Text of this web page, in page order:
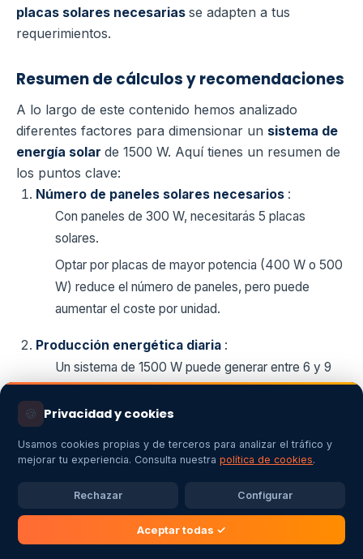
placas solares necesarias se adapten a tus
requerimientos.
Resumen de cálculos y recomendaciones
A lo largo de este contenido hemos analizado
diferentes factores para dimensionar un sistema de
energía solar de 1500 W. Aquí tienes un resumen de
los puntos clave:
Número de paneles solares necesarios :
Con paneles de 300 W, necesitarás 5 placas
solares.
Optar por placas de mayor potencia (400 W o 500
W) reduce el número de paneles, pero puede
aumentar el coste por unidad.
Producción energética diaria :
Un sistema de 1500 W puede generar entre 6 y 9
kWh al día, dependiendo de las horas de sol
disponibles.
Esto equivale a cubrir entre un 50% y un 70% de
las necesidades energéticas de una casa de 200
Rentabilidad:
La inversión inicial puede amortizarse en 5-7 años,
🍪 Privacidad y cookies
Usamos cookies propias y de terceros para analizar el tráfico y
mejorar tu experiencia. Consulta nuestrapolítica de cookies.
Rechazar Configurar
Aceptar todas ✓